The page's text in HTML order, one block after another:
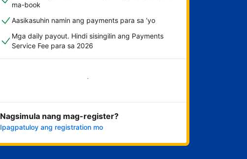
ma-book
Aasikasuhin namin ang payments para sa ‘yo
Mga daily payout. Hindi sisingilin ang Payments
Service Fee para sa 2026
Magsimula na
Nagsimula nang mag-register?
Ipagpatuloy ang registration mo